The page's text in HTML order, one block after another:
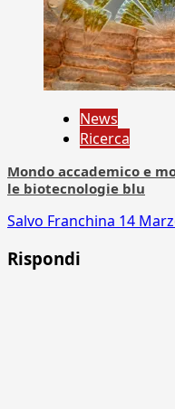
News
Ricerca
Mondo accademico e
le biotecnologie blu
Salvo Franchina 14
Rispondi